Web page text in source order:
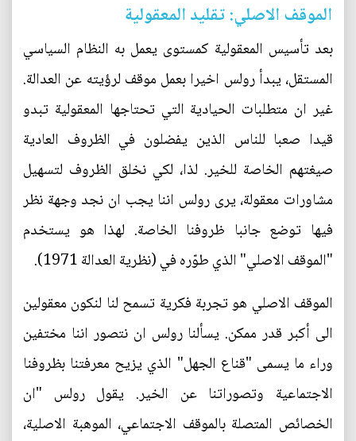
الموقف الاصلي: تقليد المعقولية
بعد تأسيس المعقولية كمستوى يعمل به النظام السياسي
المستقل، يبدأ رولس اخيرا بعمل موقف لرؤيته عن العدالة.
غير ان متطلبات الحيادية التي تحتاجها المعقولية تبدو
قيدا صعبا للناس الذين يفضلون في الظروف العادية
صيغتهم الخاصة للخير. لذا، لكي نخلق الظروف لتسهيل
مشاورات معقولة، يرى رولس اننا يجب ان نجد وجهة نظر
فيها توضع جانبا ظروفنا الخاصة. لهذا هو يستخدم
"الموقف الاصلي" الذي طوّره في (نظرية العدالة 1971).
الموقف الاصلي هو تجربة فكرية تسمح لنا لنكون معقولين
الى أكبر قدر ممكن. يسألنا رولس ان نتصور اننا مختفين
وراء ما يسمى "قناع الجهل" الذي يزيح معرفتنا بظروفنا
الاجتماعية وتصوراتنا عن الخير. يقول رولس "ان
الخصائص المتصلة بالموقف الاجتماعي، الموهبة الاصلية،